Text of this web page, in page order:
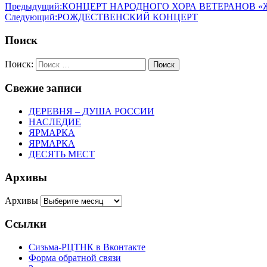
Предыдущий:КОНЦЕРТ НАРОДНОГО ХОРА ВЕТЕРАНОВ
Следующий:РОЖДЕСТВЕНСКИЙ КОНЦЕРТ
Поиск
Поиск: Поиск
Свежие записи
ДЕРЕВНЯ – ДУША РОССИИ
НАСЛЕДИЕ
ЯРМАРКА
ЯРМАРКА
ДЕСЯТЬ МЕСТ
Архивы
Архивы
Ссылки
Сизьма-РЦТНК в Вконтакте
Форма обратной связи